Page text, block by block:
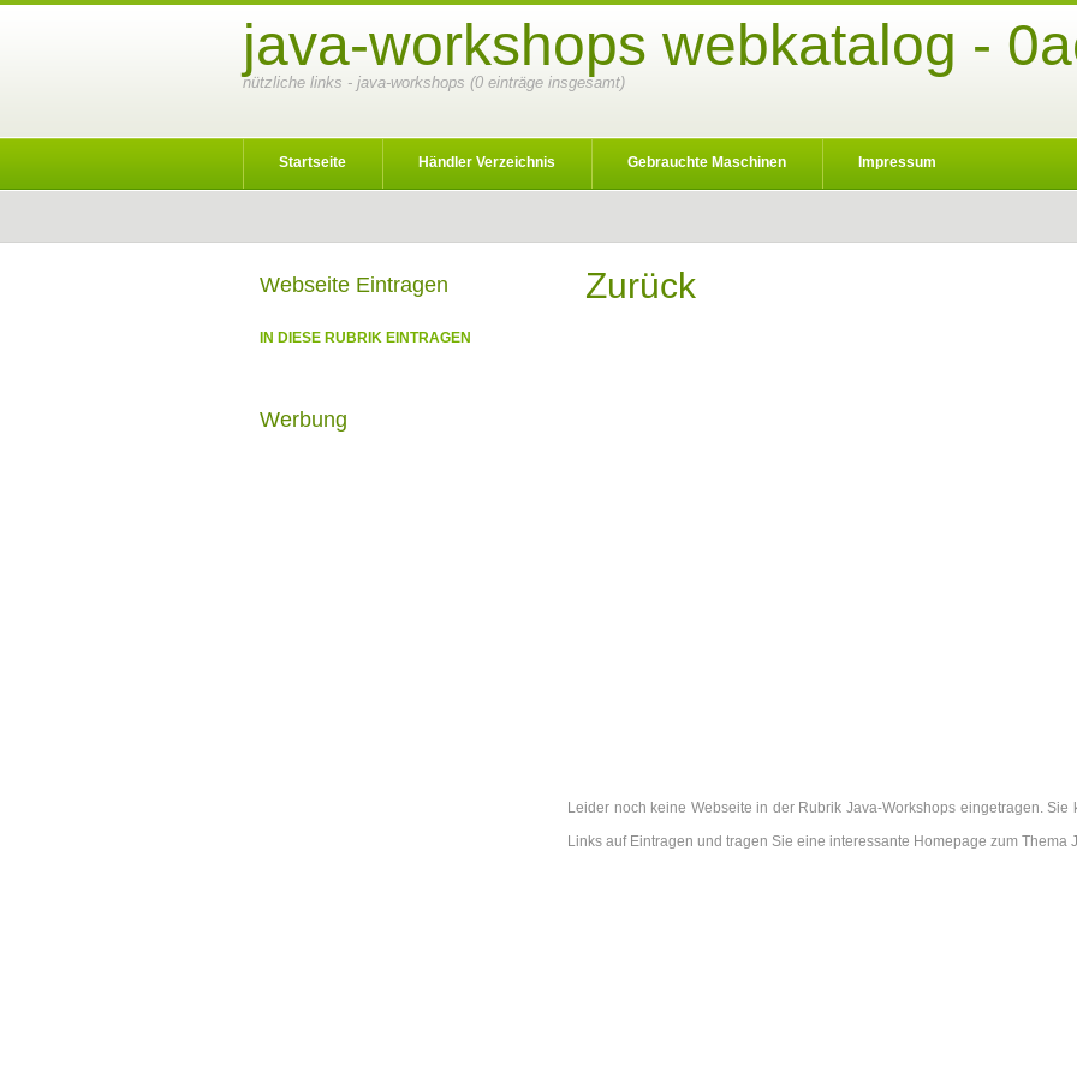
java-workshops webkatalog -
nützliche links - java-workshops (0 einträge insgesamt)
Startseite Händler Verzeichnis Gebrauchte Maschinen Impressum
Zurück
Leider noch keine Webseite in der Rubrik Java-Workshops eingetragen.
Links auf Eintragen und tragen Sie eine interessante Homepage zum Thema
Webseite Eintragen
IN DIESE RUBRIK EINTRAGEN
Werbung